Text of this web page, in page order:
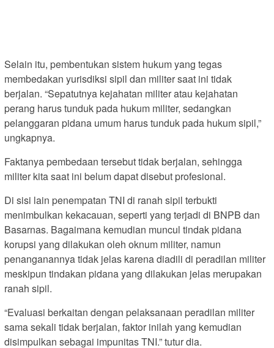
Selain itu, pembentukan sistem hukum yang tegas
membedakan yurisdiksi sipil dan militer saat ini tidak
berjalan. “Sepatutnya kejahatan militer atau kejahatan
perang harus tunduk pada hukum militer, sedangkan
pelanggaran pidana umum harus tunduk pada hukum sipil,”
ungkapnya.
Faktanya pembedaan tersebut tidak berjalan, sehingga
militer kita saat ini belum dapat disebut profesional.
Di sisi lain penempatan TNI di ranah sipil terbukti
menimbulkan kekacauan, seperti yang terjadi di BNPB dan
Basarnas. Bagaimana kemudian muncul tindak pidana
korupsi yang dilakukan oleh oknum militer, namun
penanganannya tidak jelas karena diadili di peradilan militer
meskipun tindakan pidana yang dilakukan jelas merupakan
ranah sipil.
“Evaluasi berkaitan dengan pelaksanaan peradilan militer
sama sekali tidak berjalan, faktor inilah yang kemudian
disimpulkan sebagai impunitas TNI.” tutur dia.